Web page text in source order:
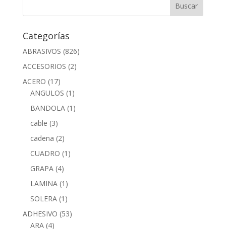
Categorías
ABRASIVOS (826)
ACCESORIOS (2)
ACERO (17)
ANGULOS (1)
BANDOLA (1)
cable (3)
cadena (2)
CUADRO (1)
GRAPA (4)
LAMINA (1)
SOLERA (1)
ADHESIVO (53)
ARA (4)